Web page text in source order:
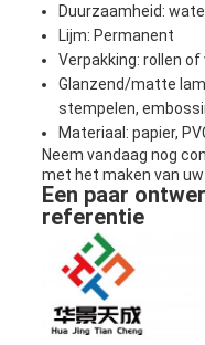
Duurzaamheid:
Lijm: Permanent
Verpakking: rollen of
Glanzend/matte
stempelen,
Materiaal: papier,
Neem vandaag nog
met het maken van
Een paar
referentie